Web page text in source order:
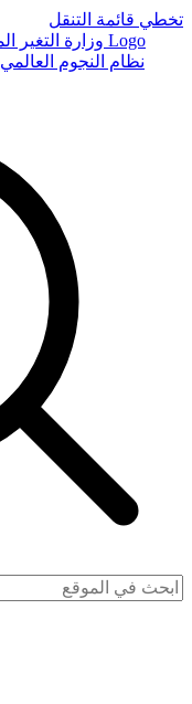
تخطي قائمة التنقل
Logo
نظام النجوم العالمي